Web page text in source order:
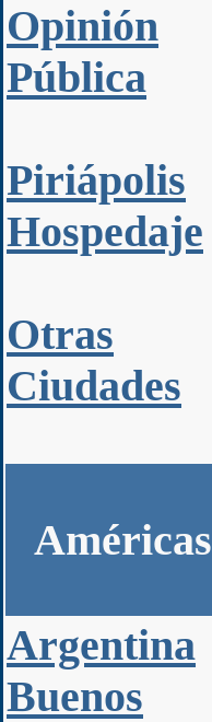
Opinión
Pública
Piriápolis
Hospedaje
Otras
Ciudades
Américas
Argentina
Buenos